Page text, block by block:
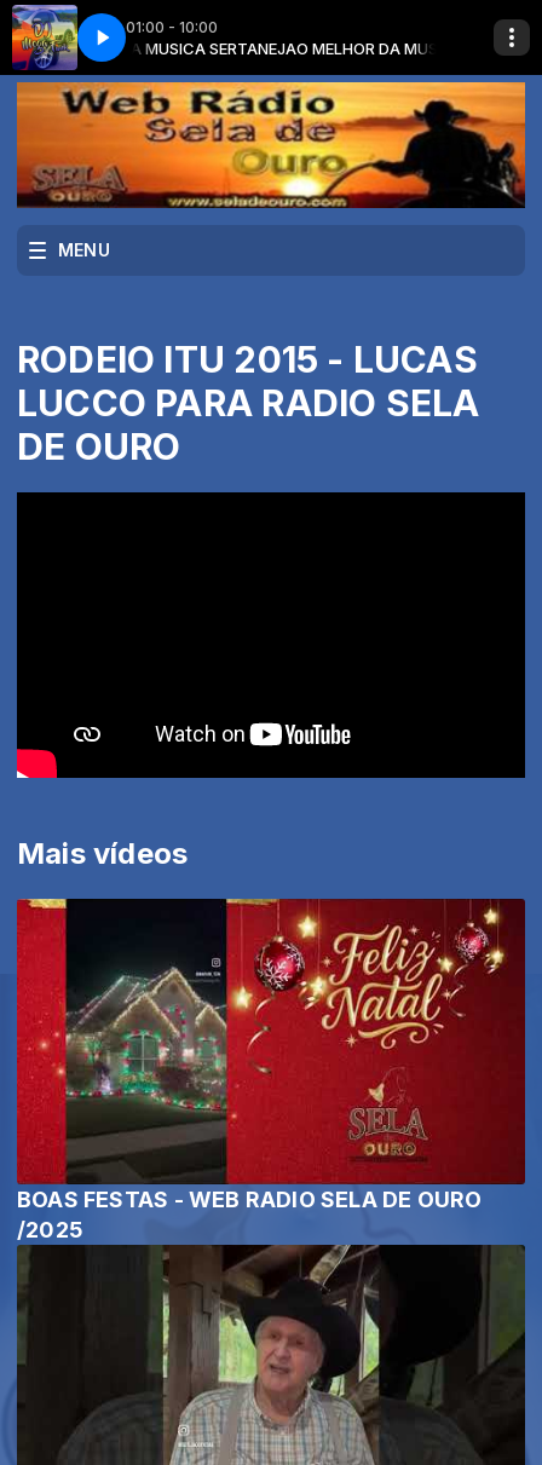
01:00 - 10:00
O MELHOR DA MUSICA SERTANEJAO MELHOR DA MUSICA
REMIX _ Remix 2022 _002(MP3_160K)MEGA PANCADÃO
MENU
RODEIO ITU 2015 - LUCAS
LUCCO PARA RADIO SELA
DE OURO
Mais vídeos
BOAS FESTAS - WEB RADIO SELA DE OURO
/2025